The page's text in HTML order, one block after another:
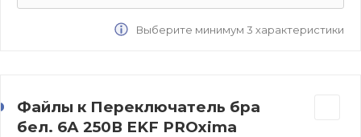
Выберите минимум 3 характеристики
Файлы к Переключатель бра
бел. 6А 250В EKF PROxima